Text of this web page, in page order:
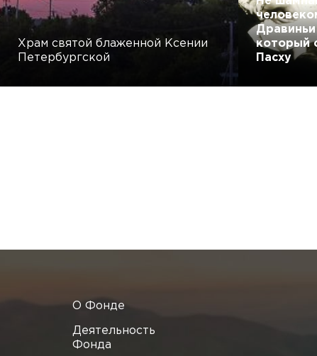
Храм святой блаженной Ксении
Петербургской
который
Пасху
О Фонде
Деятельность
Фонда